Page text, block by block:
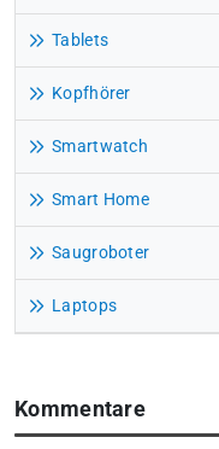
Tablets
Kopfhörer
Smartwatch
Smart Home
Saugroboter
Laptops
Kommentare